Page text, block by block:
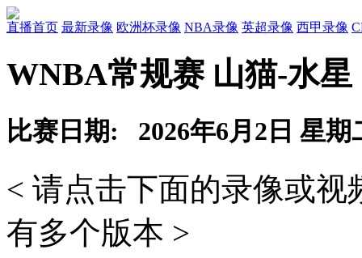
直播首页 最新录像 欧洲杯录像 NBA录像 英超录像 西甲录像
WNBA常规赛 山猫-水星
比赛日期: 2026年6月2日 星期
< 请点击下面的录像或
有多个版本 >